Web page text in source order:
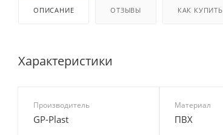
ОПИСАНИЕ ОТЗЫВЫ КАК КУПИТЬ
Характеристики
Производитель
GP-Plast
Материал
ПВХ